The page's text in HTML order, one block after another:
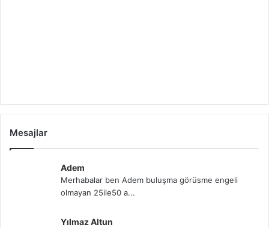
Mesajlar
Adem
Merhabalar ben Adem buluşma görüsme engeli
olmayan 25ile50 a...
Yılmaz Altun